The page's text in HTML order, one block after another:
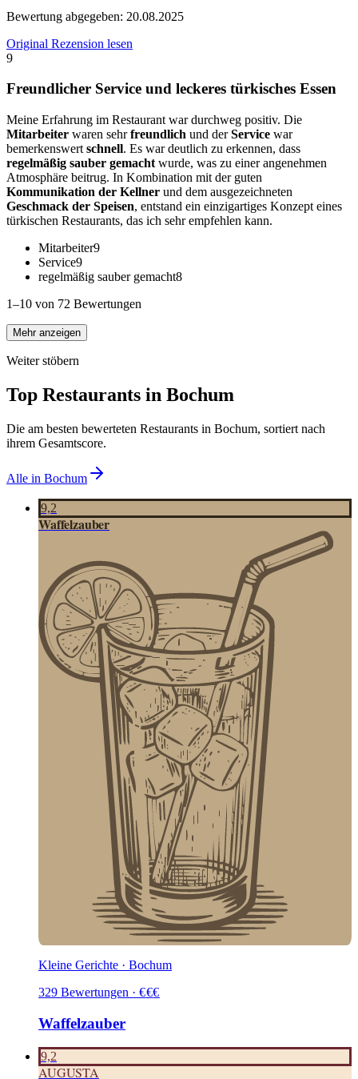
Bewertung abgegeben: 20.08.2025
Original Rezension lesen
9
Freundlicher Service und leckeres türkisches Essen
Meine Erfahrung im Restaurant war durchweg positiv. Die
Mitarbeiter waren sehrfreundlich und derService war
bemerkenswert schnell. Es war deutlich zu erkennen, dass
regelmäßig sauber gemacht wurde, was zu einer angenehmen
Atmosphäre beitrug. In Kombination mit der guten
Kommunikation der Kellner und dem ausgezeichneten
Geschmack der Speisen, entstand ein einzigartiges Konzept eines
türkischen Restaurants, das ich sehr empfehlen kann.
Mitarbeiter9
Service9
regelmäßig sauber gemacht8
1–10 von 72 Bewertungen
Mehr anzeigen
Weiter stöbern
Top Restaurants in Bochum
Die am besten bewerteten Restaurants in Bochum, sortiert nach
ihrem Gesamtscore.
Alle in Bochum
9,2
Waffelzauber
Kleine Gerichte · Bochum
329 Bewertungen · €€€
Waffelzauber
9,2
AUGUSTA